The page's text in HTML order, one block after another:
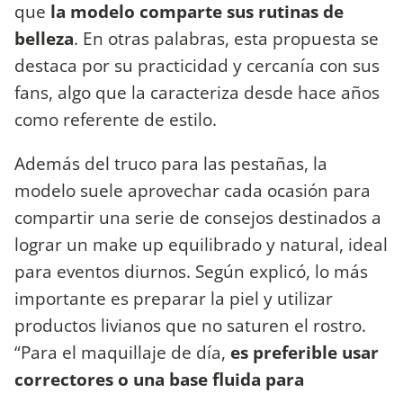
que la modelo comparte sus rutinas de
belleza. En otras palabras, esta propuesta se
destaca por su practicidad y cercanía con sus
fans, algo que la caracteriza desde hace años
como referente de estilo.
Además del truco para las pestañas, la
modelo suele aprovechar cada ocasión para
compartir una serie de consejos destinados a
lograr un make up equilibrado y natural, ideal
para eventos diurnos. Según explicó, lo más
importante es preparar la piel y utilizar
productos livianos que no saturen el rostro.
“Para el maquillaje de día, es preferible usar
correctores o una base fluida para